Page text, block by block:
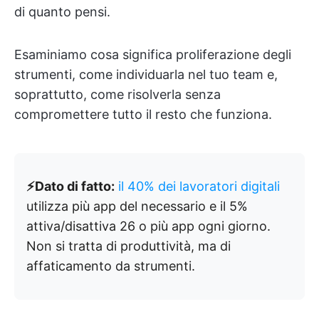
di quanto pensi.
Esaminiamo cosa significa proliferazione degli
strumenti, come individuarla nel tuo team e,
soprattutto, come risolverla senza
compromettere tutto il resto che funziona.
⚡Dato di fatto: il 40% dei lavoratori digitali
utilizza più app del necessario e il 5%
attiva/disattiva 26 o più app ogni giorno.
Non si tratta di produttività, ma di
affaticamento da strumenti.